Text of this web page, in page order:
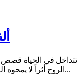
"
تتداخل في الحياة قصص
الروح أثراً لا يمحوه الزمن.بدأت رحلتي مع جمعية التنمية الأسرية...